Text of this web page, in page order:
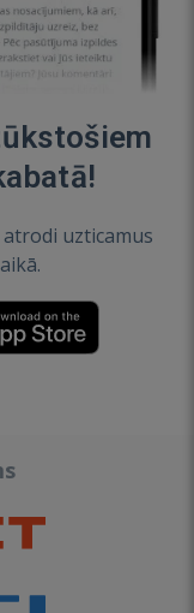
uzticamus